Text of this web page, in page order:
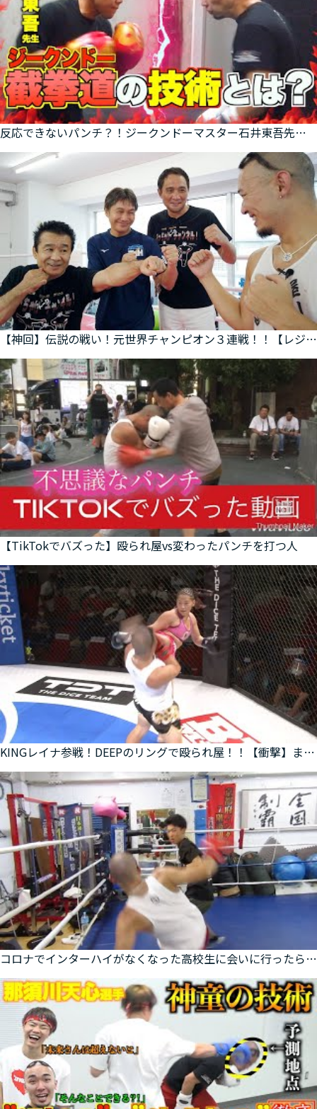
反応できないパンチ？！ジークンドーマスター石井東吾先生の攻撃とは！
【神回】伝説の戦い！元世界チャンピオン３連戦！！【レジェンド】
【TikTokでバズった】殴られ屋vs変わったパンチを打つ人
KINGレイナ参戦！DEEPのリングで殴られ屋！！【衝撃】まさかのハイキック！？！？【ハプニング！？】
コロナでインターハイがなくなった高校生に会いに行ったらまさかの．．．